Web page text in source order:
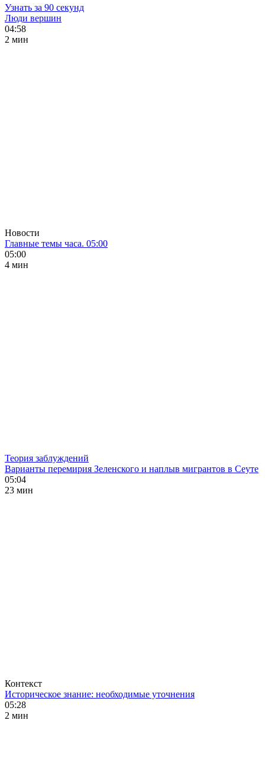
Узнать за 90 секунд
Люди вершин
04:58
2 мин
Новости
Главные темы часа. 05:00
05:00
4 мин
Теория заблуждений
Варианты перемирия Зеленского и наплыв мигрантов в Сеуте
05:04
23 мин
Контекст
Историческое знание: необходимые уточнения
05:28
2 мин